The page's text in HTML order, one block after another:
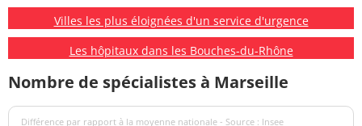
Villes les plus éloignées d'un service d'urgence
Les hôpitaux dans les Bouches-du-Rhône
Nombre de spécialistes à Marseille
Différence par rapport à la moyenne nationale - Source : Insee